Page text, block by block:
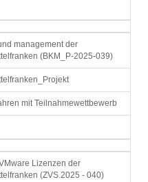
management der
(BKM_P-2025-039)
mit Teilnahmewettbewerb
Lizenzen der
(ZVS.2025 - 040)